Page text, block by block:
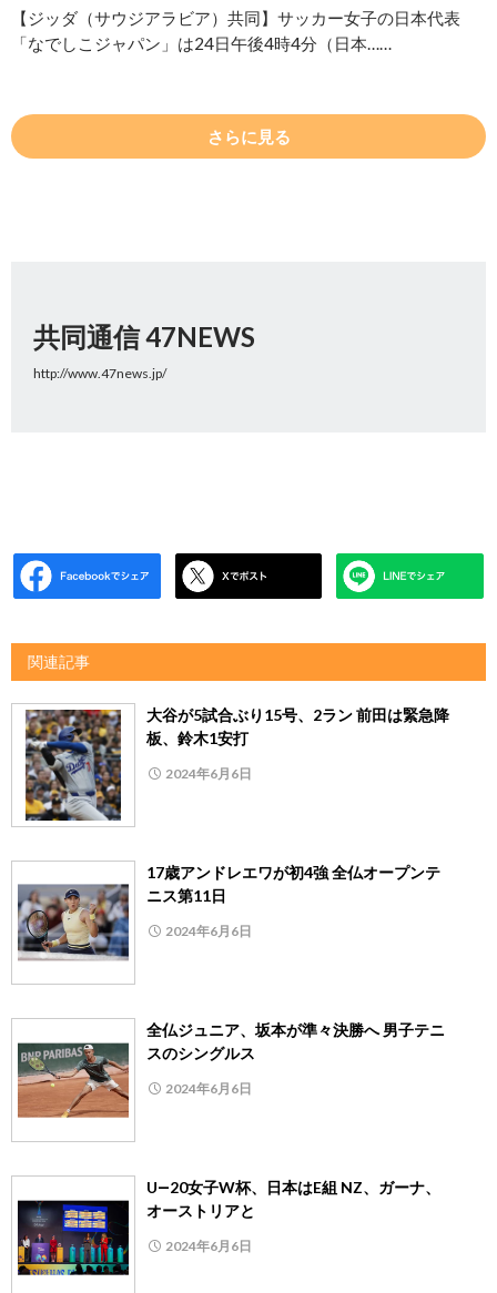
【ジッダ（サウジアラビア）共同】サッカー女子の日本代表
「なでしこジャパン」は24日午後4時4分（日本……
さらに見る
共同通信 47NEWS
http://www.47news.jp/
関連記事
大谷が5試合ぶり15号、2ラン 前田は緊急降
板、鈴木1安打
2024年6月6日
17歳アンドレエワが初4強 全仏オープンテ
ニス第11日
2024年6月6日
全仏ジュニア、坂本が準々決勝へ 男子テニ
スのシングルス
2024年6月6日
U―20女子W杯、日本はE組 NZ、ガーナ、
オーストリアと
2024年6月6日